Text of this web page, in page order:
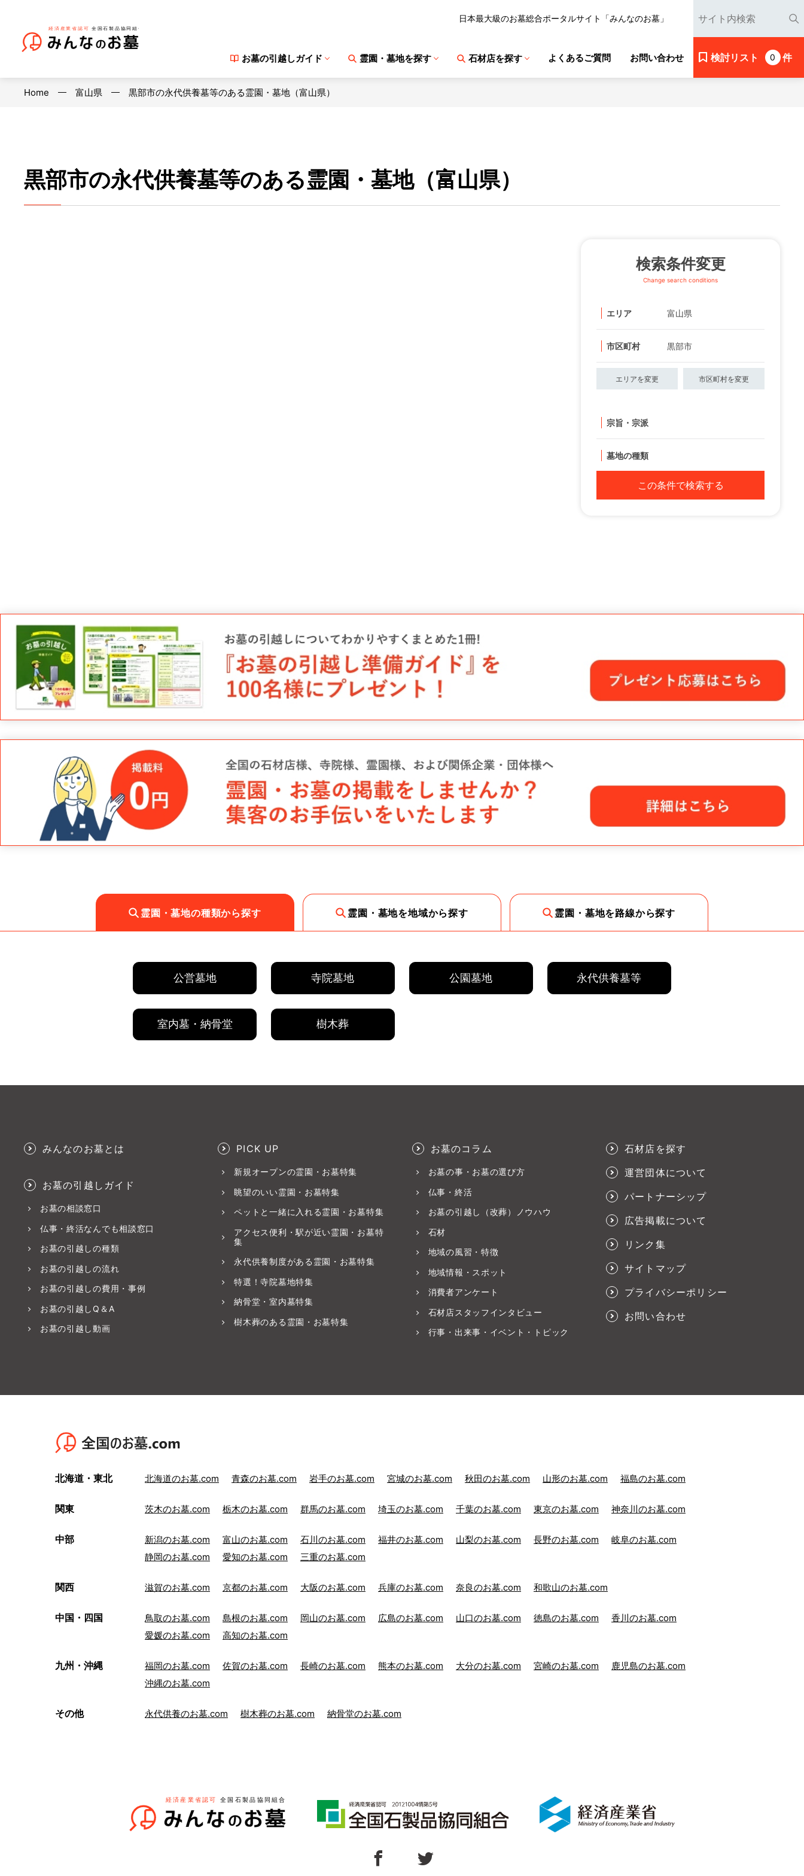
日本最大級のお墓総合ポータルサイト「みんなのお墓」
お墓の引越しガイド 霊園・墓地を探す 石材店を探す よくあるご質問 お問い合わせ 検討リスト 0 件
Home 富山県 黒部市の永代供養墓等のある霊園・墓地（富山県）
黒部市の永代供養墓等のある霊園・墓地（富山県）
検索条件変更
Change search conditions
エリア 富山県
市区町村 黒部市
エリアを変更 市区町村を変更
宗旨・宗派
墓地の種類
この条件で検索する
霊園・墓地の種類から探す 霊園・墓地を地域から探す 霊園・墓地を路線から探す
公営墓地 寺院墓地 公園墓地 永代供養墓等
室内墓・納骨堂 樹木葬
みんなのお墓とは
お墓の引越しガイド
お墓の相談窓口
仏事・終活なんでも相談窓口
お墓の引越しの種類
お墓の引越しの流れ
お墓の引越しの費用・事例
お墓の引越しQ＆A
お墓の引越し動画
PICK UP
新規オープンの霊園・お墓特集
眺望のいい霊園・お墓特集
ペットと一緒に入れる霊園・お墓特集
アクセス便利・駅が近い霊園・お墓特
集
永代供養制度がある霊園・お墓特集
特選！寺院墓地特集
納骨堂・室内墓特集
樹木葬のある霊園・お墓特集
お墓のコラム
お墓の事・お墓の選び方
仏事・終活
お墓の引越し（改葬）ノウハウ
石材
地域の風習・特徴
地域情報・スポット
消費者アンケート
石材店スタッフインタビュー
行事・出来事・イベント・トピック
石材店を探す
運営団体について
パートナーシップ
広告掲載について
リンク集
サイトマップ
プライバシーポリシー
お問い合わせ
北海道・東北 北海道のお墓.com 青森のお墓.com 岩手のお墓.com 宮城のお墓.com 秋田のお墓.com 山形のお墓.com 福島のお墓.com
関東 茨木のお墓.com 栃木のお墓.com 群馬のお墓.com 埼玉のお墓.com 千葉のお墓.com 東京のお墓.com 神奈川のお墓.com
中部 新潟のお墓.com 富山のお墓.com 石川のお墓.com 福井のお墓.com 山梨のお墓.com 長野のお墓.com
岐阜のお墓.com
静岡のお墓.com
愛知のお墓.com 三重のお墓.com
関西 滋賀のお墓.com 京都のお墓.com 大阪のお墓.com 兵庫のお墓.com 奈良のお墓.com 和歌山のお墓.com
中国・四国 鳥取のお墓.com 島根のお墓.com 岡山のお墓.com 広島のお墓.com 山口のお墓.com 徳島のお墓.com
香川のお墓.com
愛媛のお墓.com
高知のお墓.com
九州・沖縄 福岡のお墓.com 佐賀のお墓.com 長崎のお墓.com 熊本のお墓.com 大分のお墓.com 宮崎のお墓.com
鹿児島のお墓.com
沖縄のお墓.com
その他 永代供養のお墓.com 樹木葬のお墓.com 納骨堂のお墓.com